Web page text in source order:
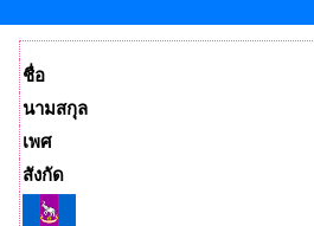
ชื่อ
นามสกุล
เพศ
สังกัด